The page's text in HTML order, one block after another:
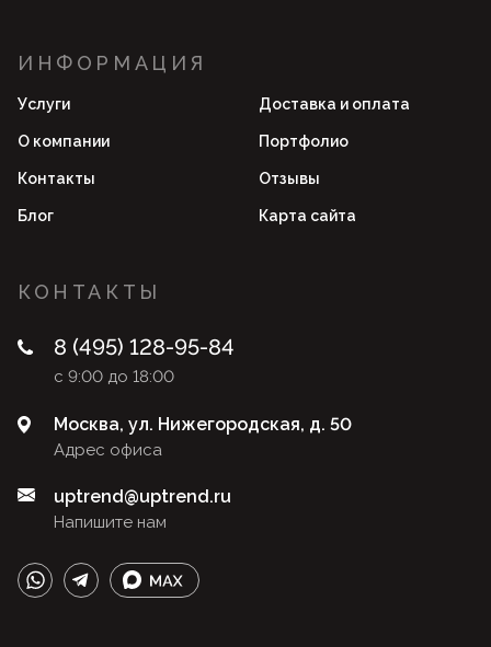
ИНФОРМАЦИЯ
Услуги Доставка и оплата
О компании Портфолио
Контакты Отзывы
Блог Карта сайта
КОНТАКТЫ
8 (495) 128-95-84
с 9:00 до 18:00
Адрес офиса
Москва, ул. Нижегородская, д. 50
Напишите нам
uptrend@uptrend.ru